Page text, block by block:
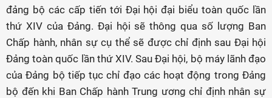
đảng bộ các cấp tiến tới Đại hội đại biểu toàn quốc lần
thứ XIV của Đảng. Đại hội sẽ thông qua số lượng Ban
Chấp hành, nhân sự cụ thể sẽ được chỉ định sau Đại hội
Đảng toàn quốc lần thứ XIV. Sau Đại hội, bộ máy lãnh đạo
của Đảng bộ tiếp tục chỉ đạo các hoạt động trong Đảng
bộ đến khi Ban Chấp hành Trung ương chỉ định nhân sự